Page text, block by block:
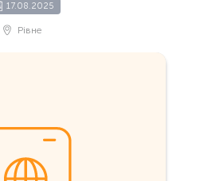
17.08.2025
Рівне